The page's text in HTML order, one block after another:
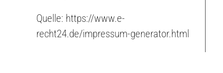
Quelle: https://www.e-
recht24.de/impressum-generator.html